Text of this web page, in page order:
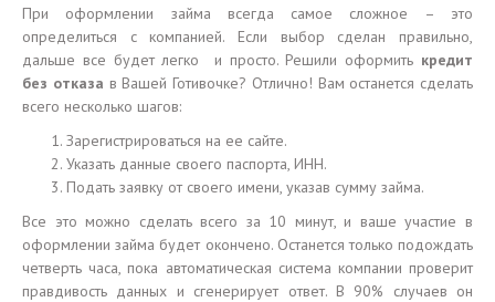
При оформлении займа всегда самое сложное – это
определиться с компанией. Если выбор сделан правильно,
дальше все будет легко и просто. Решили оформить кредит
без отказа в Вашей Готивочке? Отлично! Вам останется сделать
всего несколько шагов:
Зарегистрироваться на ее сайте.
Указать данные своего паспорта, ИНН.
Подать заявку от своего имени, указав сумму займа.
Все это можно сделать всего за 10 минут, и ваше участие в
оформлении займа будет окончено. Останется только подождать
четверть часа, пока автоматическая система компании проверит
правдивость данных и сгенерирует ответ. В 90% случаев он